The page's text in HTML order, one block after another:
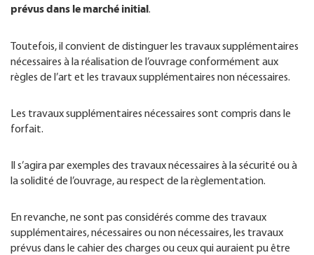
prévus dans le marché initial.
Toutefois, il convient de distinguer les travaux supplémentaires
nécessaires à la réalisation de l’ouvrage conformément aux
règles de l’art et les travaux supplémentaires non nécessaires.
Les travaux supplémentaires nécessaires sont compris dans le
forfait.
Il s’agira par exemples des travaux nécessaires à la sécurité ou à
la solidité de l’ouvrage, au respect de la règlementation.
En revanche, ne sont pas considérés comme des travaux
supplémentaires, nécessaires ou non nécessaires, les travaux
prévus dans le cahier des charges ou ceux qui auraient pu être